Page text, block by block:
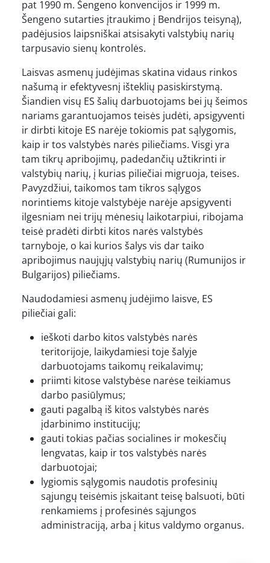
pat 1990 m. Šengeno konvencijos ir 1999 m.
Šengeno sutarties įtraukimo į Bendrijos teisyną),
padėjusios laipsniškai atsisakyti valstybių narių
tarpusavio sienų kontrolės.
Laisvas asmenų judėjimas skatina vidaus rinkos
našumą ir efektyvesnį išteklių pasiskirstymą.
Šiandien visų ES šalių darbuotojams bei jų šeimos
nariams garantuojamos teisės judėti, apsigyventi
ir dirbti kitoje ES narėje tokiomis pat sąlygomis,
kaip ir tos valstybės narės piliečiams. Visgi yra
tam tikrų apribojimų, padedančių užtikrinti ir
valstybių narių, į kurias piliečiai migruoja, teises.
Pavyzdžiui, taikomos tam tikros sąlygos
norintiems kitoje valstybėje narėje apsigyventi
ilgesniam nei trijų mėnesių laikotarpiui, ribojama
teisė pradėti dirbti kitos narės valstybės
tarnyboje, o kai kurios šalys vis dar taiko
apribojimus naujųjų valstybių narių (Rumunijos ir
Bulgarijos) piliečiams.
Naudodamiesi asmenų judėjimo laisve, ES
piliečiai gali:
ieškoti darbo kitos valstybės narės
teritorijoje, laikydamiesi toje šalyje
darbuotojams taikomų reikalavimų;
priimti kitose valstybėse narėse teikiamus
darbo pasiūlymus;
gauti pagalbą iš kitos valstybės narės
įdarbinimo institucijų;
gauti tokias pačias socialines ir mokesčių
lengvatas, kaip ir tos valstybės narės
darbuotojai;
lygiomis sąlygomis naudotis profesinių
sąjungų teisėmis įskaitant teisę balsuoti, būti
renkamiems į profesinės sąjungos
administraciją, arba į kitus valdymo organus.